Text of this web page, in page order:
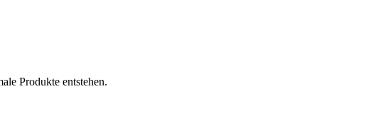
Produkte entstehen.